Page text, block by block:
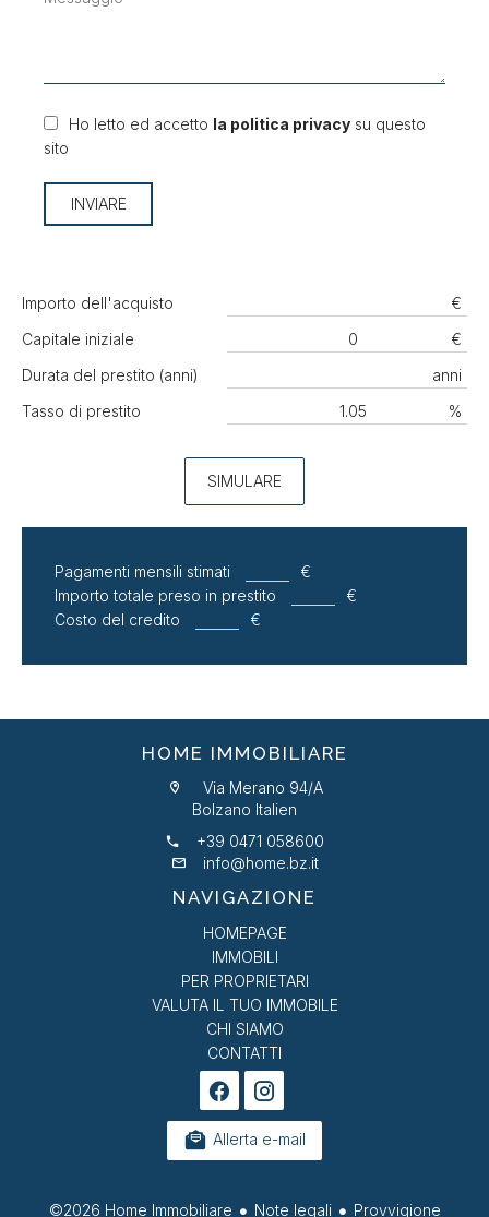
Ho letto ed accetto la politica privacy su questo
sito
INVIARE
Importo dell'acquisto
€
Capitale iniziale
€
Durata del prestito (anni)
anni
Tasso di prestito
%
SIMULARE
Pagamenti mensili stimati
€
Importo totale preso in prestito
€
Costo del credito
€
HOME IMMOBILIARE
Via Merano 94/A
Bolzano Italien
+39 0471 058600
info@home.bz.it
NAVIGAZIONE
HOMEPAGE
IMMOBILI
PER PROPRIETARI
VALUTA IL TUO IMMOBILE
CHI SIAMO
CONTATTI
Allerta e-mail
©2026 Home Immobiliare Note legali Provvigione